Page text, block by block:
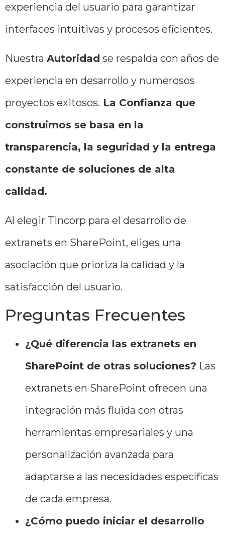
experiencia del usuario para garantizar
interfaces intuitivas y procesos eficientes.
Nuestra Autoridad se respalda con años de
experiencia en desarrollo y numerosos
proyectos exitosos. La Confianza que
construimos se basa en la
transparencia, la seguridad y la entrega
constante de soluciones de alta
calidad.
Al elegir Tincorp para el desarrollo de
extranets en SharePoint, eliges una
asociación que prioriza la calidad y la
satisfacción del usuario.
Preguntas Frecuentes
¿Qué diferencia las extranets en
SharePoint de otras soluciones? Las
extranets en SharePoint ofrecen una
integración más fluida con otras
herramientas empresariales y una
personalización avanzada para
adaptarse a las necesidades específicas
de cada empresa.
¿Cómo puedo iniciar el desarrollo